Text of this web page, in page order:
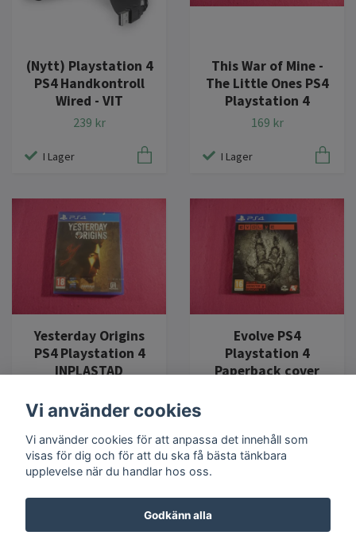
(Nytt) Playstation 4
PS4 Handkontroll
Wired - VIT
239 kr
I Lager
This War of Mine -
The Little Ones PS4
Playstation 4
169 kr
I Lager
Yesterday Origins
PS4 Playstation 4
INPLASTAD
Evolve PS4
Playstation 4
Paperback cover
Vi använder cookies
Vi använder cookies för att anpassa det innehåll som
visas för dig och för att du ska få bästa tänkbara
upplevelse när du handlar hos oss.
Godkänn alla